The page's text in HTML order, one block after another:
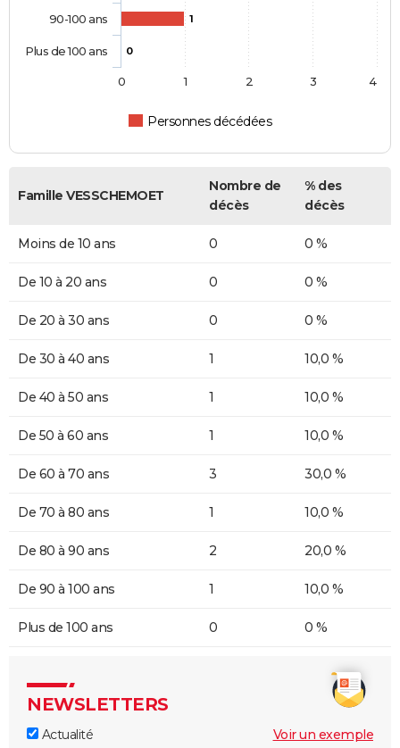
1
0
Personnes décédées
90-100 ans
Plus de 100 ans
0 1 2 3 4
Famille VESSCHEMOET
Nombre de
décès
% des
décès
Moins de 10 ans 0 0 %
De 10 à 20 ans 0 0 %
De 20 à 30 ans 0 0 %
De 30 à 40 ans 1 10,0 %
De 40 à 50 ans 1 10,0 %
De 50 à 60 ans 1 10,0 %
De 60 à 70 ans 3 30,0 %
De 70 à 80 ans 1 10,0 %
De 80 à 90 ans 2 20,0 %
De 90 à 100 ans 1 10,0 %
Plus de 100 ans 0 0 %
NEWSLETTERS
Actualité
Voir un exemple